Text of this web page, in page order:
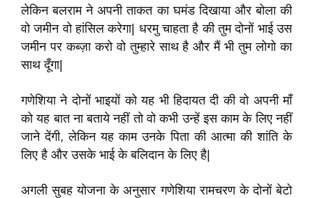
लेकिन बलराम ने अपनी ताकत का घमंड दिखाया और बोला की
वो जमीन वो हांसिल करेगा| धरमु चाहता है की तुम दोनों भाई उस
जमीन पर कब्ज़ा करो वो तुम्हारे साथ है और मैं भी तुम लोगो का
साथ दूँगा|
गणेशिया ने दोनों भाइयों को यह भी हिदायत दी की वो अपनी माँ
को यह बात ना बताये नहीं तो वो कभी उन्हें इस काम के लिए नहीं
जाने देंगी,लेकिन यह काम उनके पिता की आत्मा की शांति के
लिए है और उसके भाई के बलिदान के लिए है
अगली सुबह योजना के अनुसार गणेशिया रामचरण के दोनों बेटो